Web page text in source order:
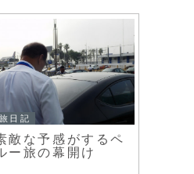
旅日記
敵な予感がするペ
ー旅の幕開け